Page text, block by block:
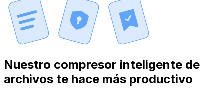
Nuestro compresor inteligente de
archivos te hace más productivo